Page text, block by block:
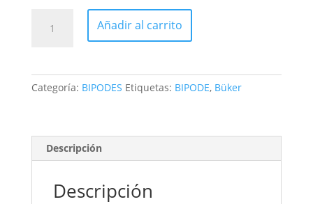
CARBONO
Añadir al carrito
Categoría: BIPODES Etiquetas: BIPODE, Büker
Descripción
Descripción